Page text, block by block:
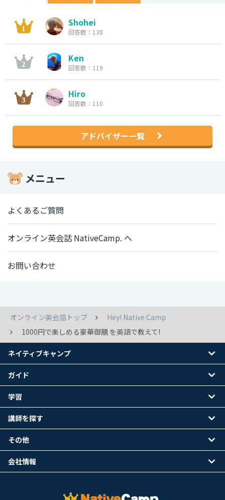
Shohei
回答数：138
Ken
回答数：119
Hiro
回答数：110
アドバイザー一覧
メニュー
よくあるご質問
オンライン英会話 NativeCamp. へ
お問い合わせ
オンライン英会話トップ
Hey! Native Camp
1000円で楽しめる豪華御膳 を英語で教えて!
ネイティブキャンプ
ガイド
学習
講師を探す
その他
会社情報